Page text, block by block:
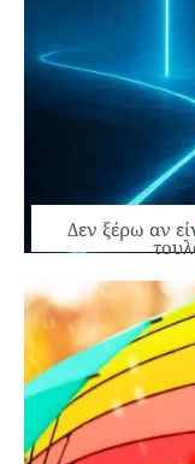
Δεν ξέρω αν